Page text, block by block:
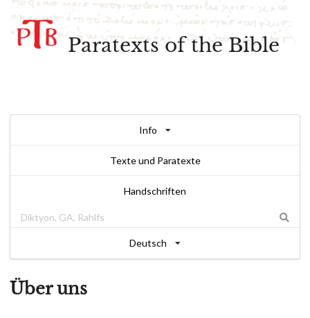
Paratexts of the Bible
Info
Texte und Paratexte
Handschriften
Deutsch
Über uns